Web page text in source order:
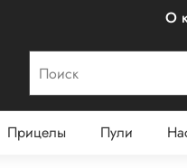
О
Прицелы Пули